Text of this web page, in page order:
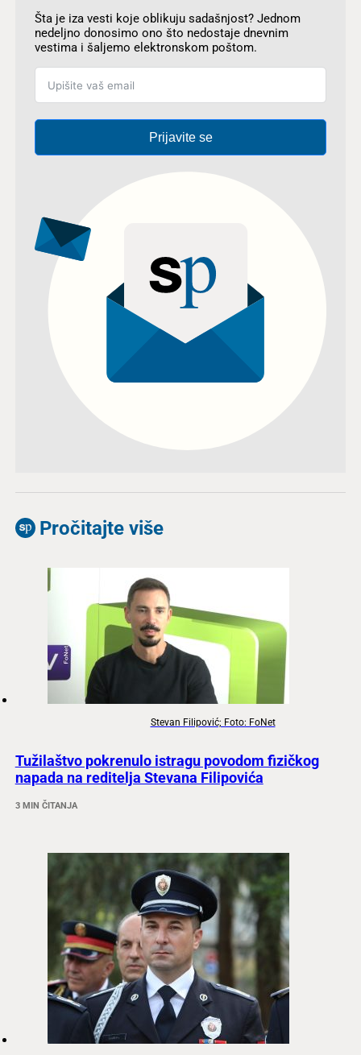
Šta je iza vesti koje oblikuju sadašnjost? Jednom
nedeljno donosimo ono što nedostaje dnevnim
vestima i šaljemo elektronskom poštom.
Prijavite se
Pročitajte više
Stevan Filipović; Foto: FoNet
Tužilaštvo pokrenulo istragu povodom fizičkog
napada na reditelja Stevana Filipovića
3 MIN ČITANJA